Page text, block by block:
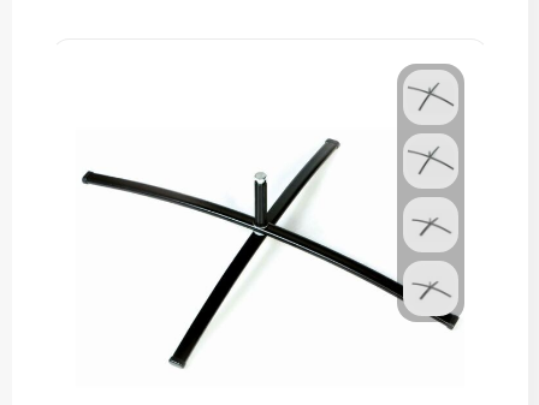
Drinksets bedrukken
Heupflesjes bedrukken
Proteine shakers bedrukken